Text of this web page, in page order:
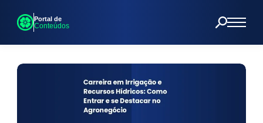
Portal de
Conteúdos